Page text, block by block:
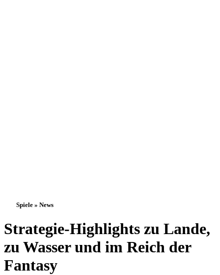
Spiele » News
Strategie-Highlights zu Lande,
zu Wasser und im Reich der
Fantasy